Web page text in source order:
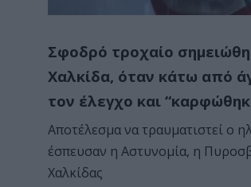
Σφοδρό τροχαίο
Χαλκίδα, όταν κάτω από
τον έλεγχο και
Αποτέλεσμα να τραυματιστεί ο
έσπευσαν η Αστυνομία, η
Χαλκίδας